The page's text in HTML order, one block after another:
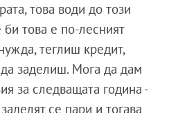
това води до този
това е по-лесният
теглиш кредит,
заделиш. Мога да дам
за следващата година -
се пари и тогава